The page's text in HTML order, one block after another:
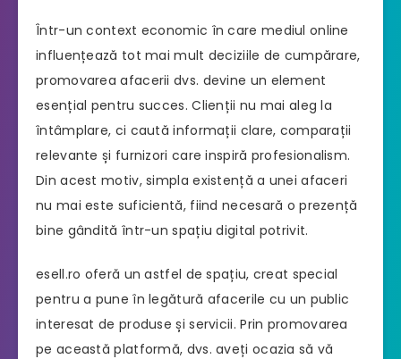
Într-un context economic în care mediul online
influențează tot mai mult deciziile de cumpărare,
promovarea afacerii dvs. devine un element
esențial pentru succes. Clienții nu mai aleg la
întâmplare, ci caută informații clare, comparații
relevante și furnizori care inspiră profesionalism.
Din acest motiv, simpla existență a unei afaceri
nu mai este suficientă, fiind necesară o prezență
bine gândită într-un spațiu digital potrivit.
esell.ro oferă un astfel de spațiu, creat special
pentru a pune în legătură afacerile cu un public
interesat de produse și servicii. Prin promovarea
pe această platformă, dvs. aveți ocazia să vă